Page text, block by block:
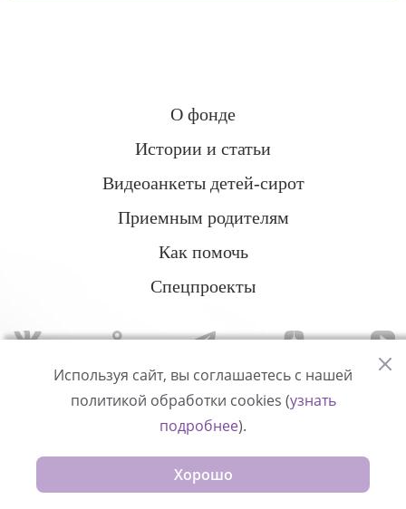
О фонде
Истории и статьи
Видеоанкеты детей-сирот
Приемным родителям
Как помочь
Спецпроекты
Политика конфиденциальности
© Измени одну жизнь
Используя сайт, вы соглашаетесь с нашей
политикой обработки cookies (узнать
подробнее).
Хорошо